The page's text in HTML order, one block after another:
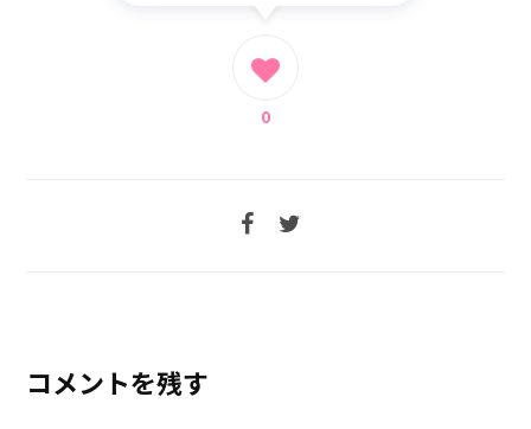
0
コメントを残す